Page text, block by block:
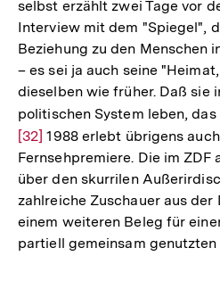
selbst erzählt zwei Tage vor
Interview mit dem "Spiegel",
Beziehung zu den Menschen
– es sei ja auch seine
dieselben wie früher. Daß sie
politischen System leben,
[32] 1988 erlebt übrigens
Fernsehpremiere. Die im ZDF
über den skurrilen
zahlreiche Zuschauer aus der
einem weiteren Beleg für
partiell gemeinsam genutzten